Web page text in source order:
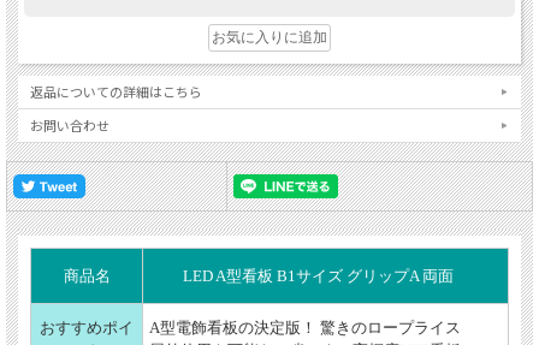
返品についての詳細はこちら
お問い合わせ
商品名 LED A型看板 B1サイズ グリップA 両面
おすすめポイ
A型電飾看板の決定版！ 驚きのロープライス